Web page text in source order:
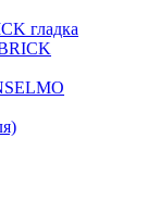
гладка